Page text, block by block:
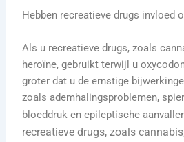
Hebben recreatieve drugs invloed
Als u recreatieve drugs, zoals
heroïne, gebruikt terwijl u
groter dat u de ernstige
zoals ademhalingsproblemen,
bloeddruk en epileptische
recreatieve drugs, zoals